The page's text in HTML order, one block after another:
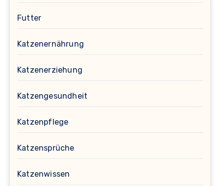
Futter
Katzenernährung
Katzenerziehung
Katzengesundheit
Katzenpflege
Katzensprüche
Katzenwissen